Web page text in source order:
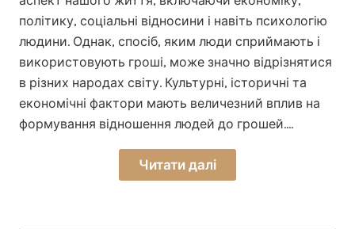
політику, соціальні відносини і навіть психологію
людини. Однак, спосіб, яким люди сприймають і
використовують гроші, може значно відрізнятися
в різних народах світу. Культурні, історичні та
економічні фактори мають величезний вплив на
формування відношення людей до грошей.…
Читати далі